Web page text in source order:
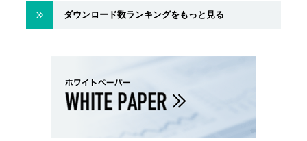
ダウンロード数ランキングをもっと見る